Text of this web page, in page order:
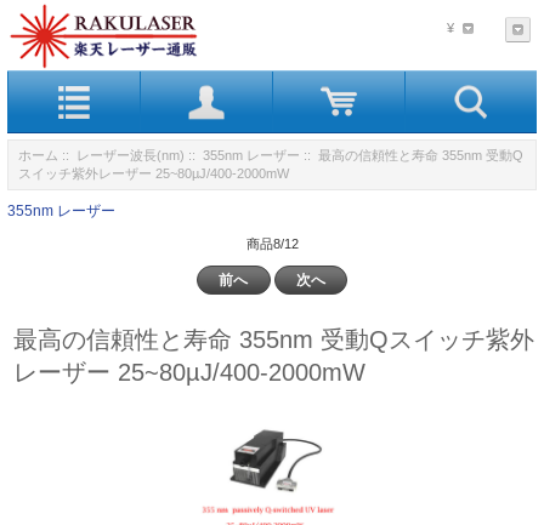
¥
ホーム :: レーザー波長(nm) :: 355nm レーザー :: 最高の信頼性と寿命 355nm 受動Q
スイッチ紫外レーザー 25~80µJ/400-2000mW
355nm レーザー
商品8/12
前へ 次へ
最高の信頼性と寿命 355nm 受動Qスイッチ紫外
レーザー 25~80µJ/400-2000mW